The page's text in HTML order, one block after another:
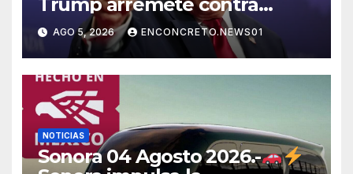
México, Canadá y otras
potencias por supuestos
abusos comerciales
AGO 5, 2026 ENCONCRETO.NEWS01
NOTICIAS
Sonora 04 Agosto 2026.-